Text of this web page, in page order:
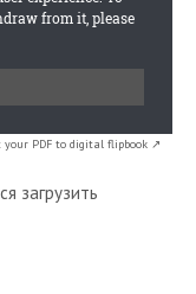
your PDF to digital flipbook ↗
загрузить